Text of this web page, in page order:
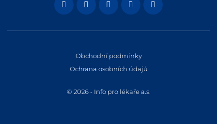
© 2026 - Info pro lékaře a.s.
Obchodní podmínky
Ochrana osobních údajů